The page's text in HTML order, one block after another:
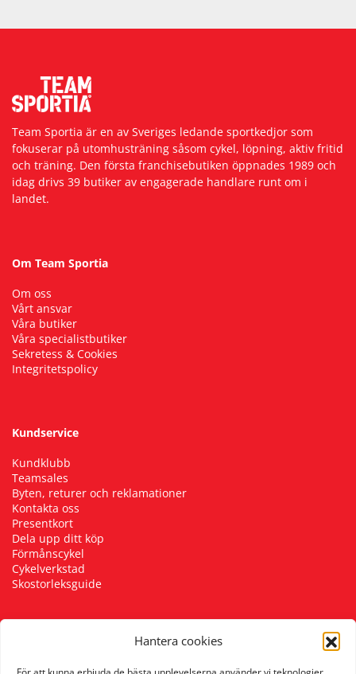
Hantera cookies
Team Sportia är en av Sveriges ledande sportkedjor som
fokuserar på utomhusträning såsom cykel, löpning, aktiv fritid
och träning. Den första franchisebutiken öppnades 1989 och
idag drivs 39 butiker av engagerade handlare runt om i
landet.
Om Team Sportia
Om oss
Vårt ansvar
Våra butiker
Våra specialistbutiker
Sekretess & Cookies
Integritetspolicy
Kundservice
Kundklubb
Teamsales
Byten, returer och reklamationer
Kontakta oss
Presentkort
Dela upp ditt köp
Förmånscykel
Cykelverkstad
Skostorleksguide